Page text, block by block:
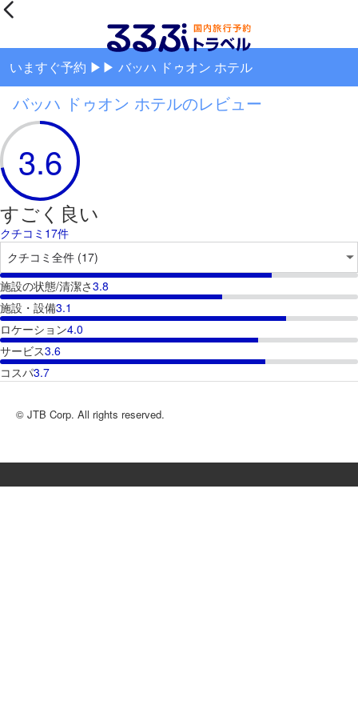
いますぐ予約 ▶▶ バッハ ドゥオン ホテル
バッハ ドゥオン ホテルのレビュー
3.6
すごく良い
クチコミ17件
施設の状態/清潔さ3.8
施設・設備3.1
ロケーション4.0
サービス3.6
コスパ3.7
© JTB Corp. All rights reserved.